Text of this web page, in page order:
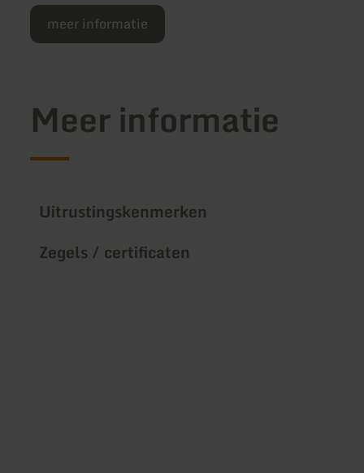
meer informatie
Meer informatie
Uitrustingskenmerken
Zegels / certificaten